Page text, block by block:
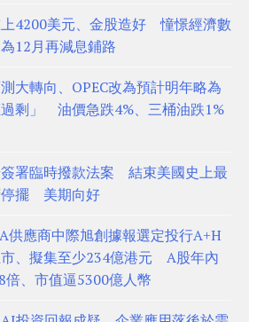
4200美元、金股造好 憧憬經濟數
12月再減息鋪路
大轉向、OPEC改為預計明年略為
過剩」 油價急跌4%、三桶油跌1%
署臨時撥款法案 結束美國史上最
停擺 美期向好
供應商中際旭創據報選定投行A+H
、擬集至少234億港元 A股年內
倍、市值逼5300億人幣